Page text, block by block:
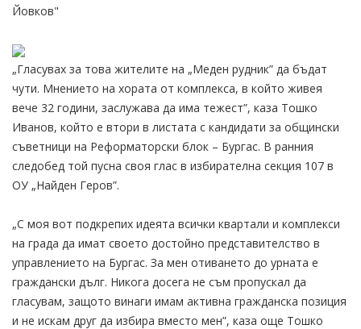
Йовков"
„Гласувах за това жителите на „Меден рудник” да бъдат
чути. Мнението на хората от комплекса, в който живея
вече 32 години, заслужава да има тежест”, каза Тошко
Иванов, който е втори в листата с кандидати за общински
съветници на Реформаторски блок – Бургас. В ранния
следобед той пусна своя глас в избирателна секция 107 в
ОУ „Найден Геров”.
„С моя вот подкрепих идеята всички квартали и комплекси
на града да имат своето достойно представителство в
управлението на Бургас. За мен отиването до урната е
граждански дълг. Никога досега не съм пропускал да
гласувам, защото винаги имам активна гражданска позиция
и не искам друг да избира вместо мен”, каза още Тошко